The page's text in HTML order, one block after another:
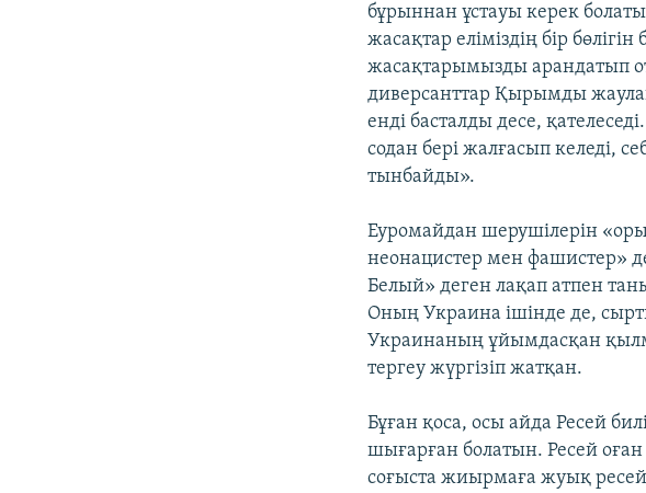
бұрыннан ұстауы керек
жасақтар еліміздің бір
жасақтарымызды арандатып
диверсанттар Қырымды
енді басталды десе,
содан бері жалғасып келеді,
тынбайды».
Еуромайдан шерушілерін
неонацистер мен фашистер»
Белый» деген лақап атпен
Оның Украина ішінде де,
Украинаның ұйымдасқан
тергеу жүргізіп жатқан.
Бұған қоса, осы айда Ресей
шығарған болатын. Ресей
соғыста жиырмаға жуық